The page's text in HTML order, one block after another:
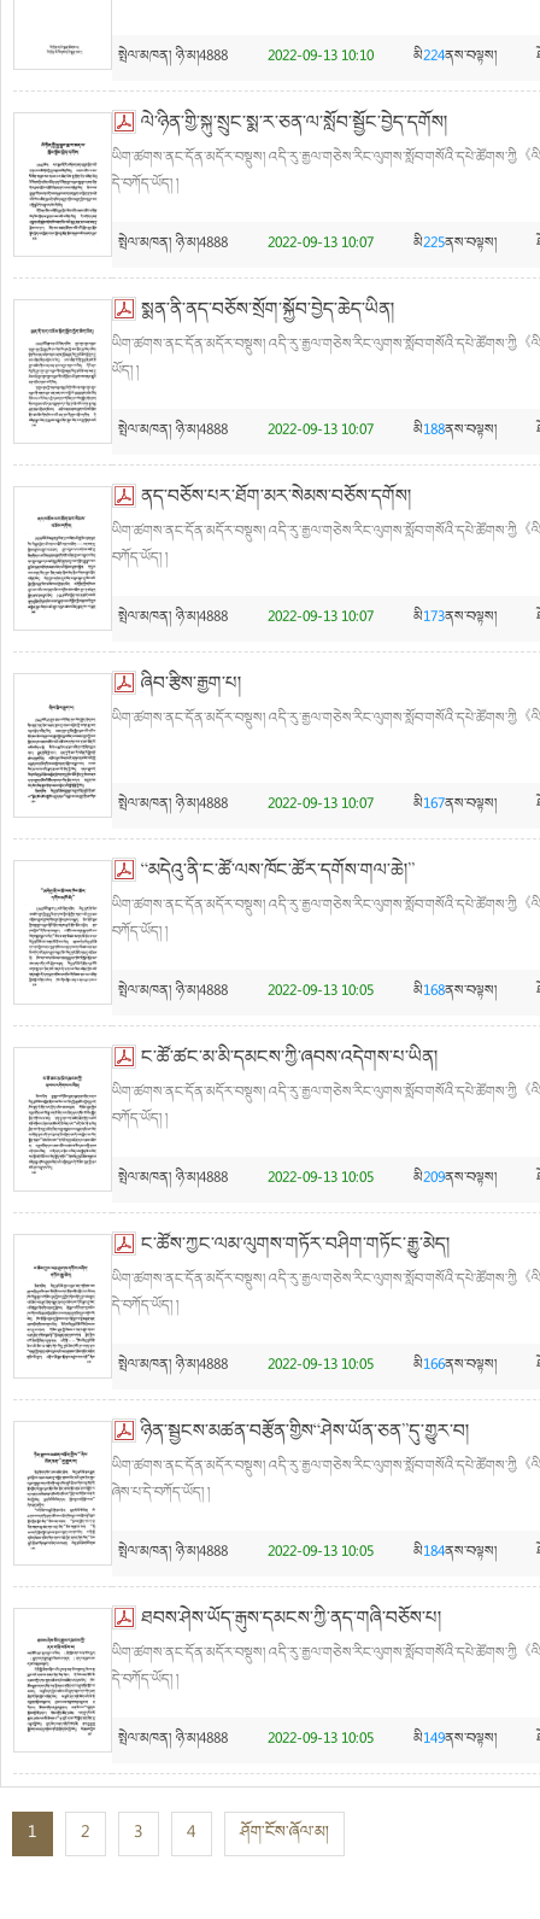
སྤེལ་མཁན། ཉི་མ།4888 2022-09-13 10:10 མི224ནས་བལྟས།
ལེ་ཉིན་གྱི་སྐུ་སྲུང་སྨ་ར་ཅན་ལ་སློབ་སྦྱོང་བྱེད་དགོས།
ཡིག་ཚགས་ནང་དོན་མདོར་བསྡུས། འདི་རུ་རྒྱལ་གཅེས་རིང་ལུགས་སློབ་གསོའི་དཔེ་ཚོགས་ཀྱི《
དེ་བཀོད་ཡོད། །
སྤེལ་མཁན། ཉི་མ།4888 2022-09-13 10:07 མི225ནས་བལྟས།
སྨན་ནི་ནད་བཅོས་སྲོག་སྐྱོབ་བྱེད་ཆེད་ཡིན།
ཡིག་ཚགས་ནང་དོན་མདོར་བསྡུས། འདི་རུ་རྒྱལ་གཅེས་རིང་ལུགས་སློབ་གསོའི་དཔེ་ཚོགས་ཀྱི《
ཡོད། །
སྤེལ་མཁན། ཉི་མ།4888 2022-09-13 10:07 མི188ནས་བལྟས།
ནད་བཅོས་པར་ཐོག་མར་སེམས་བཅོས་དགོས།
ཡིག་ཚགས་ནང་དོན་མདོར་བསྡུས། འདི་རུ་རྒྱལ་གཅེས་རིང་ལུགས་སློབ་གསོའི་དཔེ་ཚོགས་ཀྱི
བཀོད་ཡོད། །
སྤེལ་མཁན། ཉི་མ།4888 2022-09-13 10:07 མི173ནས་བལྟས།
ཞིབ་རྩིས་རྒྱག་པ།
ཡིག་ཚགས་ནང་དོན་མདོར་བསྡུས། འདི་རུ་རྒྱལ་གཅེས་རིང་ལུགས་སློབ་གསོའི་དཔེ་ཚོགས་ཀྱི《
སྤེལ་མཁན། ཉི་མ།4888 2022-09-13 10:07 མི167ནས་བལྟས།
“མདེའུ་ནི་ང་ཚོ་ལས་ཁོང་ཚོར་དགོས་གལ་ཆེ།”
ཡིག་ཚགས་ནང་དོན་མདོར་བསྡུས། འདི་རུ་རྒྱལ་གཅེས་རིང་ལུགས་སློབ་གསོའི་དཔེ་ཚོགས་ཀྱི《
བཀོད་ཡོད། །
སྤེལ་མཁན། ཉི་མ།4888 2022-09-13 10:05 མི168ནས་བལྟས།
ང་ཚོ་ཚང་མ་མི་དམངས་ཀྱི་ཞབས་འདེགས་པ་ཡིན།
ཡིག་ཚགས་ནང་དོན་མདོར་བསྡུས། འདི་རུ་རྒྱལ་གཅེས་རིང་ལུགས་སློབ་གསོའི་དཔེ་ཚོགས་ཀྱི《
བཀོད་ཡོད། །
སྤེལ་མཁན། ཉི་མ།4888 2022-09-13 10:05 མི209ནས་བལྟས།
ང་ཚོས་ཀྱང་ལམ་ལུགས་གཏོར་བཤིག་གཏོང་རྒྱུ་མེད།
ཡིག་ཚགས་ནང་དོན་མདོར་བསྡུས། འདི་རུ་རྒྱལ་གཅེས་རིང་ལུགས་སློབ་གསོའི་དཔེ་ཚོགས་ཀྱི
དེ་བཀོད་ཡོད། །
སྤེལ་མཁན། ཉི་མ།4888 2022-09-13 10:05 མི166ནས་བལྟས།
ཉིན་སྦྱངས་མཚན་བརྩོན་གྱིས“ཤེས་ཡོན་ཅན”དུ་གྱུར་བ།
ཡིག་ཚགས་ནང་དོན་མདོར་བསྡུས། འདི་རུ་རྒྱལ་གཅེས་རིང་ལུགས་སློབ་གསོའི་དཔེ་ཚོགས་ཀྱི
ཞེས་པ་དེ་བཀོད་ཡོད། །
སྤེལ་མཁན། ཉི་མ།4888 2022-09-13 10:05 མི184ནས་བལྟས།
ཐབས་ཤེས་ཡོད་རྒུས་དམངས་ཀྱི་ནད་གཞི་བཅོས་པ།
ཡིག་ཚགས་ནང་དོན་མདོར་བསྡུས། འདི་རུ་རྒྱལ་གཅེས་རིང་ལུགས་སློབ་གསོའི་དཔེ་ཚོགས་ཀྱི《
དེ་བཀོད་ཡོད། །
སྤེལ་མཁན། ཉི་མ།4888 2022-09-13 10:05 མི149ནས་བལྟས།
1 2 3 4 ཤོག་ངོས་ཞོལ་མ།